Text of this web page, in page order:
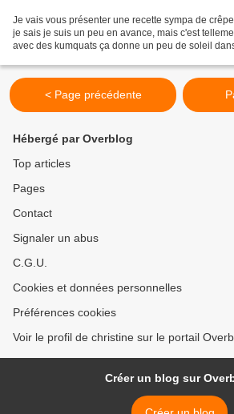
Je vais vous présenter une recette sympa de
je sais je suis un peu en avance, mais c'est
avec des kumquats ça donne un peu de soleil
< Page précédente
Hébergé par Overblog
Top articles
Pages
Contact
Signaler un abus
C.G.U.
Cookies et données personnelles
Préférences cookies
Voir le profil de christine sur le portail
Créer un blog sur